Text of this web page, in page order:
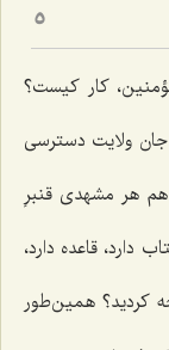
5
كار كیست؟
ولایت دسترسی
هم هر مشهدی قنبرِ
قاعده دارد،
كردید؟ همین‌طور